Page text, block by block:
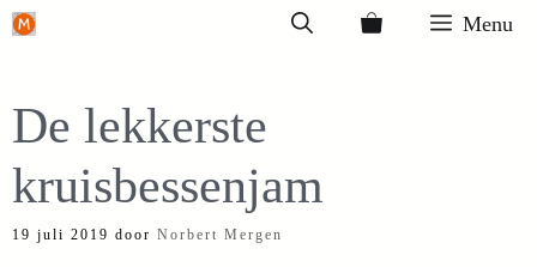
Ga
inhoud
Menu
De lekkerste
kruisbessenjam
19 juli 2019 door Norbert Mergen